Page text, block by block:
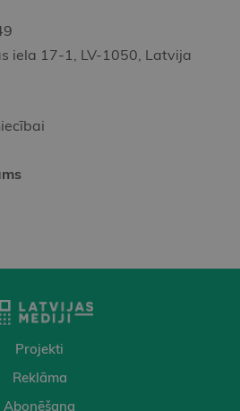
iela 17-1, LV-1050, Latvija
Projekti
Reklāma
Abonēšana